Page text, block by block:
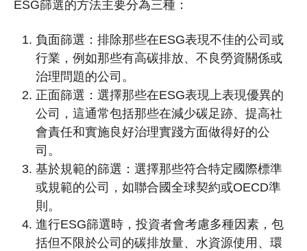
ESG篩選的方法主要分為三種：
負面篩選：排除那些在ESG表現不佳的公司或
行業，例如那些有高碳排放、不良勞資關係或
治理問題的公司。
正面篩選：選擇那些在ESG表現上表現優異的
公司，這通常包括那些在減少碳足跡、提高社
會責任和實施良好治理實踐方面做得好的公
司。
基於規範的篩選：選擇那些符合特定國際標準
或規範的公司，如聯合國全球契約或OECD準
則。
進行ESG篩選時，投資者會考慮多種因素，包
括但不限於公司的碳排放量、水資源使用、環